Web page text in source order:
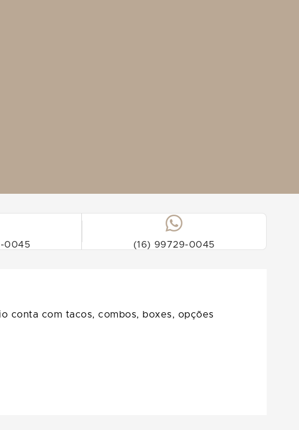
0045 (16) 99729-0045
conta com tacos, combos, boxes, opções